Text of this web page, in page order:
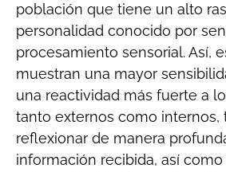
población que tiene un alto
personalidad conocido por
procesamiento sensorial. Así,
muestran una mayor
una reactividad más fuerte a
tanto externos como internos,
reflexionar de manera
información recibida, así como